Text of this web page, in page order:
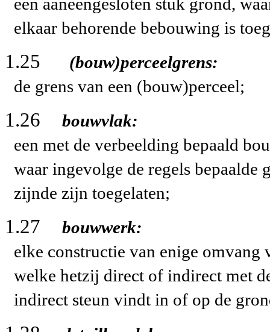
elkaar behorende bebouwing is
1.25
(bouw)perceelgrens:
de grens van een (bouw)perceel;
1.26
bouwvlak:
een met de verbeelding bepaald
waar ingevolge de regels bepaalde
zijnde zijn toegelaten;
1.27
bouwwerk:
elke constructie van enige omvang
welke hetzij direct of indirect met
indirect steun vindt in of op de